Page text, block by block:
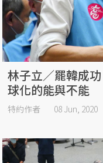
林子立／罷韓成
球化的能與不能
特約作者 08 Jun, 2020